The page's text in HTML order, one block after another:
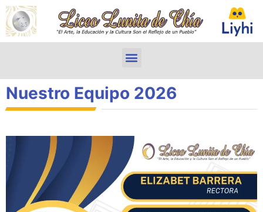
Nuestro Equipo 2026